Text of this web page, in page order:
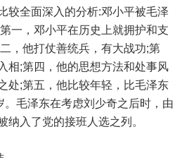
较全面深入的分析:邓小平被毛泽
一，邓小平在历史上就拥护和支
，他打仗善统兵，有大战功;第
相;第四，他的思想方法和处事风
处;第五，他比较年轻，比毛泽东
毛泽东在考虑刘少奇之后时，由
纳入了党的接班人选之列。